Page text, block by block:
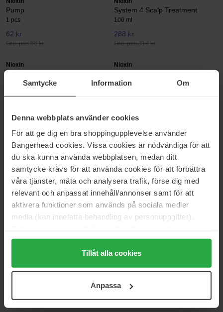
Samtycke Information Om
Denna webbplats använder cookies
För att ge dig en bra shoppingupplevelse använder
Bangerhead cookies. Vissa cookies är nödvändiga för att
du ska kunna använda webbplatsen, medan ditt
samtycke krävs för att använda cookies för att förbättra
våra tjänster, mäta och analysera trafik, förse dig med
relevant och anpassat innehåll/annonser samt för att
aktivera funktioner som används på sociala medier
media (kan innefatta behandling av personuppgifter).
Genom att trycka på "Tillåt alla cookies" accepterar du
alla cookies, medan du under "Detaljer" kan anpassa
användningen av cookies. Du kan när som helst återkalla
samt vår Integritetspolicy.
Tillåt alla cookies
Anpassa
Pump
1 pcs
62 kr
Ord. pris 68 kr
System 4 Scalp Treatment
100 ml
288 kr
Ord. pris 319 kr
Nioxin
Scalp Recovery™ Conditioner
1000 ml
558 kr
Nioxin
700 ml
644 kr
System 1 Conditioner
300 ml
288 kr
Ord. pris 319 kr
Scalp Recovery™ Kit
500 ml
765 kr
Ord. pris 849 kr
Nioxin
Night Density Rescue Serum
Nioxin
Hairloss Defense System
Value Pack
Visa fler